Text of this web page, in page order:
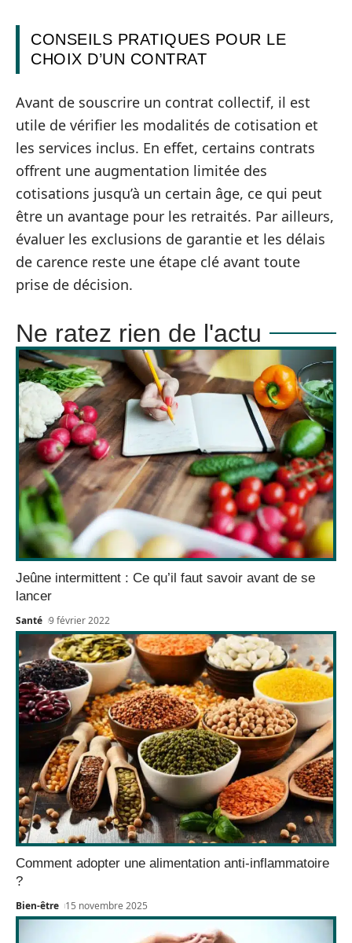
CONSEILS PRATIQUES POUR LE
CHOIX D’UN CONTRAT
Avant de souscrire un contrat collectif, il est
utile de vérifier les modalités de cotisation et
les services inclus. En effet, certains contrats
offrent une augmentation limitée des
cotisations jusqu’à un certain âge, ce qui peut
être un avantage pour les retraités. Par ailleurs,
évaluer les exclusions de garantie et les délais
de carence reste une étape clé avant toute
prise de décision.
Ne ratez rien de l'actu
Jeûne intermittent : Ce qu’il faut savoir avant de se
lancer
Santé 9 février 2022
Comment adopter une alimentation anti-inflammatoire
?
Bien-être 15 novembre 2025